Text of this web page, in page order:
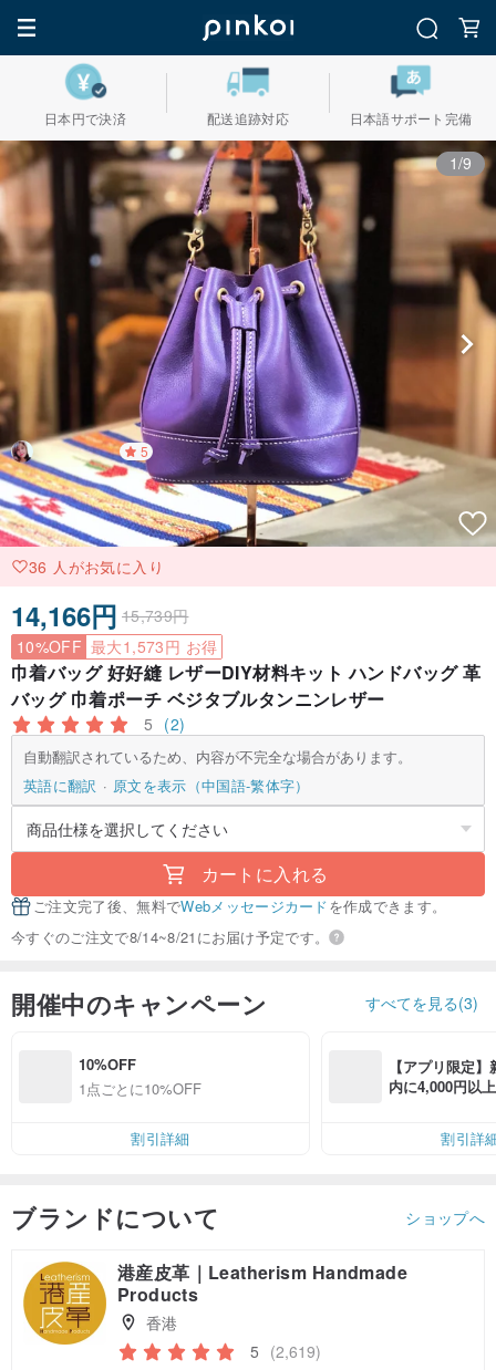
日本円で決済 配送追跡対応 日本語サポート完備
1/9
5
36 人がお気に入り
14,166円 15,739円
10%OFF 最大1,573円 お得
巾着バッグ 好好縫 レザーDIY材料キット ハンドバッグ 革
バッグ 巾着ポーチ ベジタブルタンニンレザー
5 (2)
自動翻訳されているため、内容が不完全な場合があります。
英語に翻訳
原文を表示（中国語-繁体字）
カートに入れる
ご注文完了後、無料でWebメッセージカードを作成できます。
今すぐのご注文で8/14~8/21にお届け予定です。
開催中のキャンペーン すべてを見る(3)
10%OFF
1点ごとに10%OFF
割引詳細
【アプリ限定
内に4,000円以
割引詳
ブランドについて ショップへ
港産皮革｜Leatherism Handmade
Products
香港
5 (2,619)